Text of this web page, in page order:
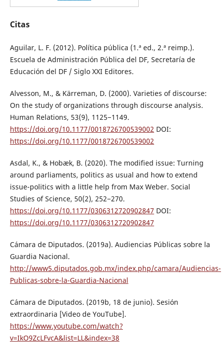
Citas
Aguilar, L. F. (2012). Política pública (1.ª ed., 2.ª reimp.).
Escuela de Administración Pública del DF, Secretaría de
Educación del DF / Siglo XXI Editores.
Alvesson, M., & Kärreman, D. (2000). Varieties of discourse:
On the study of organizations through discourse analysis.
Human Relations, 53(9), 1125−1149.
https://doi.org/10.1177/0018726700539002 DOI:
https://doi.org/10.1177/0018726700539002
Asdal, K., & Hobæk, B. (2020). The modified issue: Turning
around parliaments, politics as usual and how to extend
issue-politics with a little help from Max Weber. Social
Studies of Science, 50(2), 252−270.
https://doi.org/10.1177/0306312720902847 DOI:
https://doi.org/10.1177/0306312720902847
Cámara de Diputados. (2019a). Audiencias Públicas sobre la
Guardia Nacional.
http://www5.diputados.gob.mx/index.php/camara/Audiencias-
Publicas-sobre-la-Guardia-Nacional
Cámara de Diputados. (2019b, 18 de junio). Sesión
extraordinaria [Video de YouTube].
https://www.youtube.com/watch?
v=IkO9ZcLFvcA&list=LL&index=38